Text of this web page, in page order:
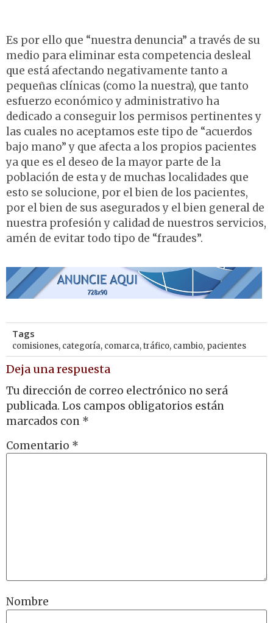
Es por ello que “nuestra denuncia” a través de su
medio para eliminar esta competencia desleal
que está afectando negativamente tanto a
pequeñas clínicas (como la nuestra), que tanto
esfuerzo económico y administrativo ha
dedicado a conseguir los permisos pertinentes y
las cuales no aceptamos este tipo de “acuerdos
bajo mano” y que afecta a los propios pacientes
ya que es el deseo de la mayor parte de la
población de esta y de muchas localidades que
esto se solucione, por el bien de los pacientes,
por el bien de sus asegurados y el bien general de
nuestra profesión y calidad de nuestros servicios,
amén de evitar todo tipo de “fraudes”.
Tags
comisiones, categoría, comarca,tráfico, cambio, pacientes
Deja una respuesta
Tu dirección de correo electrónico no será
publicada. Los campos obligatorios están
marcados con *
Comentario *
Nombre